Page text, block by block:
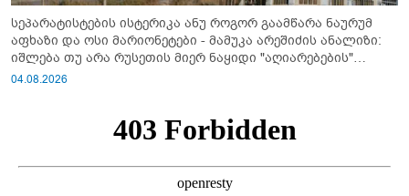
სეპარატისტების ისტერიკა ანუ როგორ გაამწარა ნაურუმ
აფხაზი და ოსი მარიონეტები - მამუკა არეშიძის ანალიზი:
იშლება თუ არა რუსეთის მიერ ნაყიდი "აღიარებების"
სისტემა?!
04.08.2026